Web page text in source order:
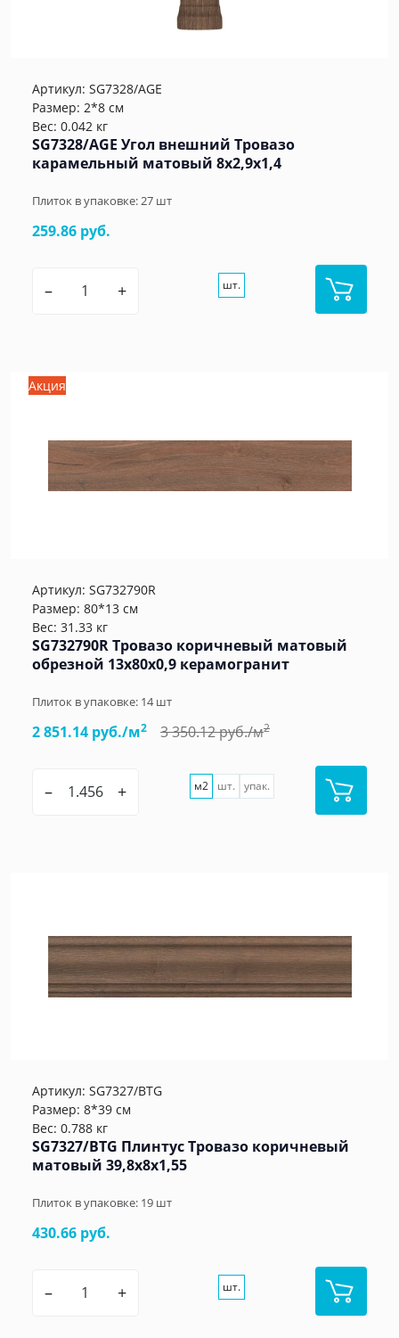
Артикул: SG7328/AGE
Размер: 2*8 см
Вес: 0.042 кг
SG7328/AGE Угол внешний Тровазо
карамельный матовый 8x2,9x1,4
Плиток в упаковке:27 шт
259.86 руб.
– + шт.
Акция
Артикул: SG732790R
Размер: 80*13 см
Вес: 31.33 кг
SG732790R Тровазо коричневый матовый
обрезной 13x80x0,9 керамогранит
Плиток в упаковке: 14шт
2 851.14 руб./м2 3 350.12 руб./м2
– + м2 шт. упак.
Артикул: SG7327/BTG
Размер: 8*39 см
Вес: 0.788 кг
SG7327/BTG Плинтус Тровазо коричневый
матовый 39,8x8x1,55
Плиток в упаковке: 19 шт
430.66 руб.
– + шт.